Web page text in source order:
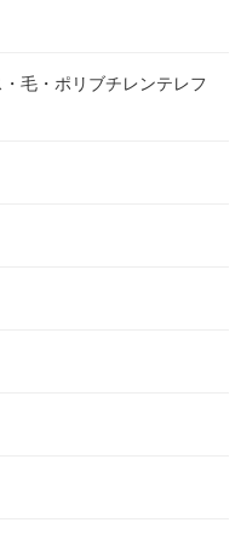
・毛・ポリブチレンテレフ